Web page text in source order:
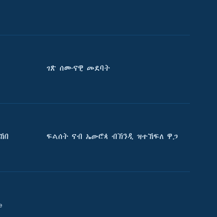
ገጽ ሰሙናዊ መደባት
ፍልሰት ናብ ኤውሮጳ ብኽንዲ ዝተኸፍለ ዋጋ